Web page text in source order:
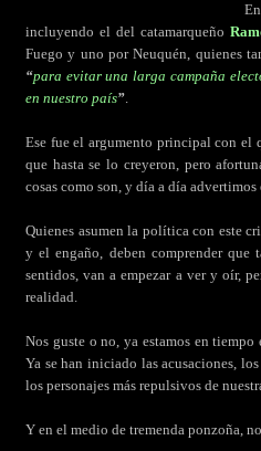
incluyendo el del catamarqueño
Fuego y uno por Neuquén, quienes
“para evitar una larga campaña
en nuestro país”.
Ese fue el argumento principal con el
que hasta se lo creyeron, pero
cosas como son, y día a día
Quienes asumen la política con este
y el engaño, deben comprender que
sentidos, van a empezar a ver y oír,
realidad.
Nos guste o no, ya estamos en
Ya se han iniciado las acusaciones,
los personajes más repulsivos de
Y en el medio de tremenda ponzoña,